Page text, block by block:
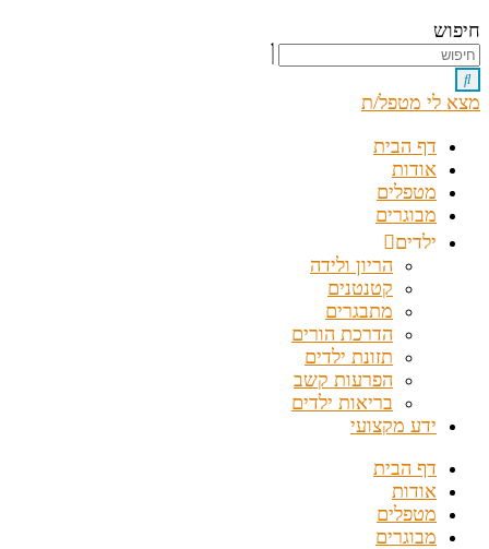
חיפוש
מצא לי מטפל/ת
דף הבית
אודות
מטפלים
מבוגרים
ילדים
הריון ולידה
קטנטנים
מתבגרים
הדרכת הורים
תזונת ילדים
הפרעות קשב
בריאות ילדים
ידע מקצועי
דף הבית
אודות
מטפלים
מבוגרים